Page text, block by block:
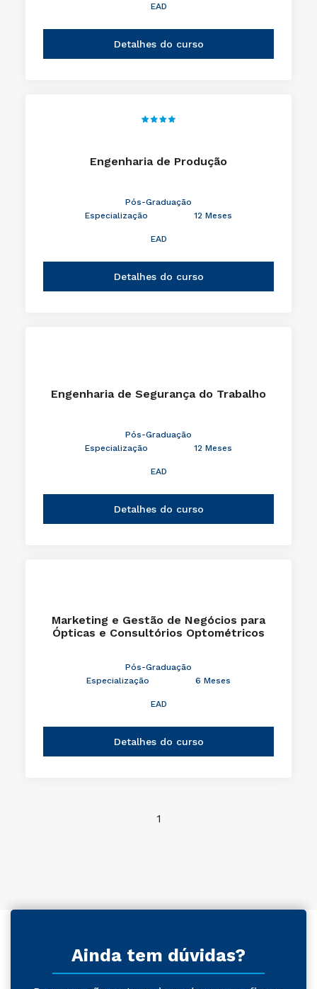
EAD
Detalhes do curso
Engenharia de Produção
Pós-Graduação
Especialização
12 Meses
EAD
Detalhes do curso
Engenharia de Segurança do Trabalho
Pós-Graduação
Especialização
12 Meses
EAD
Detalhes do curso
Marketing e Gestão de Negócios para
Ópticas e Consultórios Optométricos
Pós-Graduação
Especialização
6 Meses
EAD
Detalhes do curso
1
Ainda tem dúvidas?